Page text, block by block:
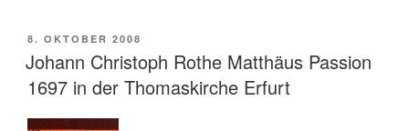
VERÖFFENTLICHT
AM
8. OKTOBER 2008
Johann Christoph Rothe Matthäus Passion
1697 in der Thomaskirche Erfurt